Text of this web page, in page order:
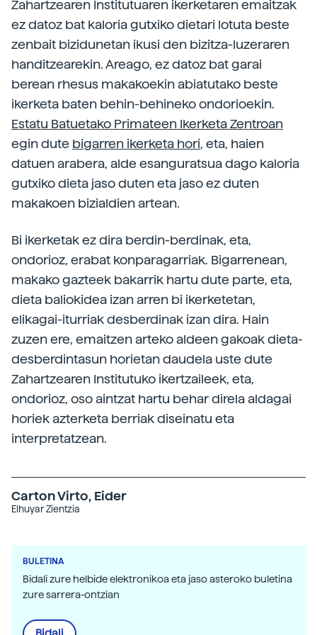
Zahartzearen Institutuaren ikerketaren emaitzak
ez datoz bat kaloria gutxiko dietari lotuta beste
zenbait bizidunetan ikusi den bizitza-luzeraren
handitzearekin. Areago, ez datoz bat garai
berean rhesus makakoekin abiatutako beste
ikerketa baten behin-behineko ondorioekin.
Estatu Batuetako Primateen Ikerketa Zentroan
egin dute bigarren ikerketa hori, eta, haien
datuen arabera, alde esanguratsua dago kaloria
gutxiko dieta jaso duten eta jaso ez duten
makakoen bizialdien artean.
Bi ikerketak ez dira berdin-berdinak, eta,
ondorioz, erabat konparagarriak. Bigarrenean,
makako gazteek bakarrik hartu dute parte, eta,
dieta baliokidea izan arren bi ikerketetan,
elikagai-iturriak desberdinak izan dira. Hain
zuzen ere, emaitzen arteko aldeen gakoak dieta-
desberdintasun horietan daudela uste dute
Zahartzearen Institutuko ikertzaileek, eta,
ondorioz, oso aintzat hartu behar direla aldagai
horiek azterketa berriak diseinatu eta
interpretatzean.
Carton Virto, Eider
Elhuyar Zientzia
BULETINA
Bidali zure helbide elektronikoa eta jaso asteroko buletina
zure sarrera-ontzian